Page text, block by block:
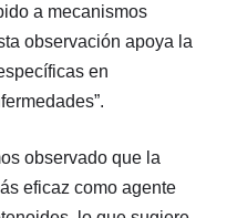
a mecanismos
observación apoya la
en
observado que la
eficaz como agente